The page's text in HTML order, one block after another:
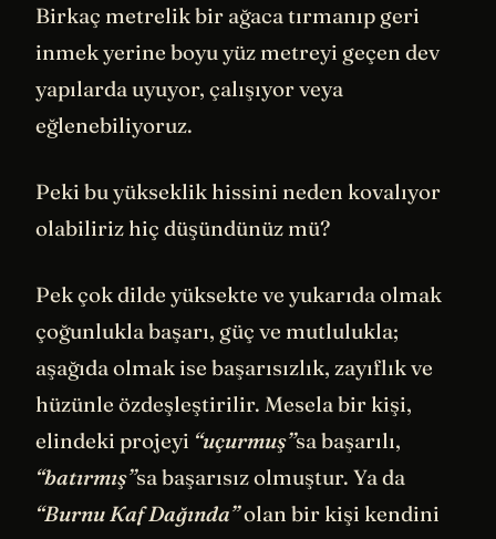
Birkaç metrelik bir ağaca tırmanıp geri
inmek yerine boyu yüz metreyi geçen dev
yapılarda uyuyor, çalışıyor veya
eğlenebiliyoruz.
Peki bu yükseklik hissini neden kovalıyor
olabiliriz hiç düşündünüz mü?
Pek çok dilde yüksekte ve yukarıda olmak
çoğunlukla başarı, güç ve mutlulukla;
aşağıda olmak ise başarısızlık, zayıflık ve
hüzünle özdeşleştirilir. Mesela bir kişi,
elindeki projeyi “uçurmuş”sa başarılı,
“batırmış”sa başarısız olmuştur. Ya da
“Burnu Kaf Dağında”olan bir kişi kendini